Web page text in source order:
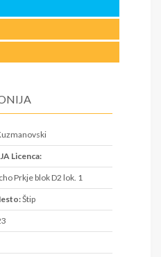
Licenca:
Prkje blok D2 lok. 1
Štip